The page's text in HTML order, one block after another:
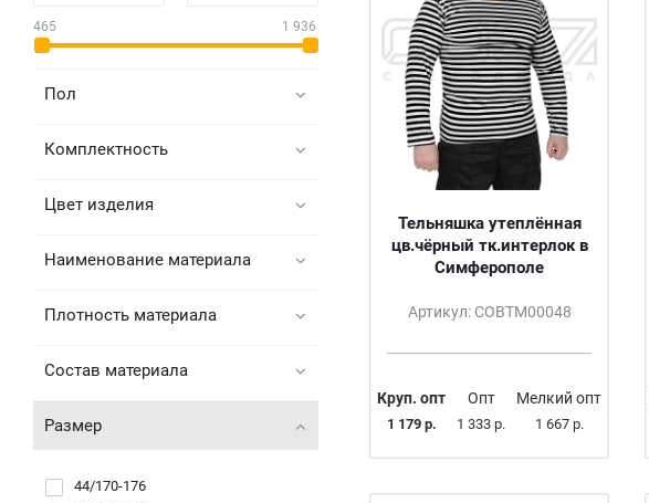
Тельняшка утеплённая
цв.чёрный тк.интерлок в
Симферополе
Артикул: СОВТМ00048
Круп. опт
1 179 р.
Опт
1 333 р.
Мелкий опт
1 667 р.
465 1 936
Пол
Комплектность
Цвет изделия
Наименование материала
Плотность материала
Состав материала
Размер
44/170-176